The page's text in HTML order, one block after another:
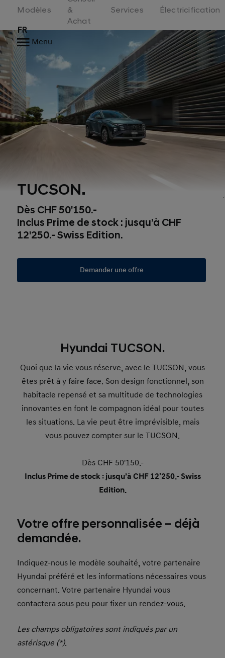
Switzerland
Modèles
&
Achat
Services Électricification
FR
Menu
TUCSON.
Dès CHF 50'150.-
Inclus Prime de stock : jusqu’à CHF
12'250.- Swiss Edition.
Demander une offre
Hyundai TUCSON.
Quoi que la vie vous réserve, avec le TUCSON, vous
êtes prêt à y faire face. Son design fonctionnel, son
habitacle repensé et sa multitude de technologies
innovantes en font le compagnon idéal pour toutes
les situations. La vie peut être imprévisible, mais
vous pouvez compter sur le TUCSON.
Dès CHF 50'150.-
Inclus Prime de stock : jusqu’à CHF 12'250.- Swiss
Edition.
Votre offre personnalisée – déjà
demandée.
Indiquez-nous le modèle souhaité, votre partenaire
Hyundai préféré et les informations nécessaires vous
concernant. Votre partenaire Hyundai vous
contactera sous peu pour fixer un rendez-vous.
Les champs obligatoires sont indiqués par un
astérisque (*).